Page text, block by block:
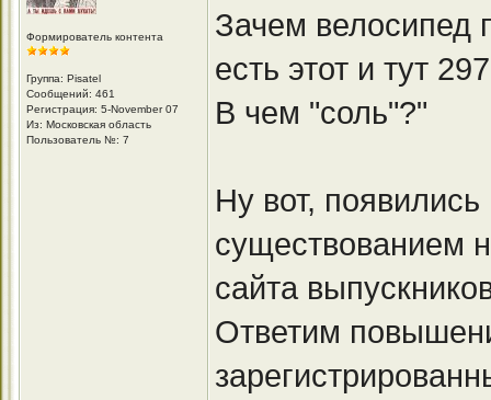
Формирователь контента
Группа: Pisatel
Сообщений: 461
Регистрация: 5-November 07
Из: Московская область
Пользователь №: 7
Зачем велосипед
есть этот и тут
В чем "соль"?"
Ну вот,
существованием
сайта
Ответим